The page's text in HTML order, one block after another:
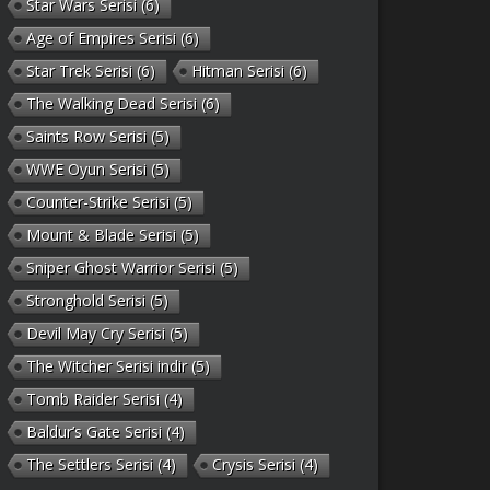
Star Wars Serisi (6)
Age of Empires Serisi (6)
Star Trek Serisi (6) Hitman Serisi (6)
The Walking Dead Serisi (6)
Saints Row Serisi (5)
WWE Oyun Serisi (5)
Counter-Strike Serisi (5)
Mount & Blade Serisi (5)
Sniper Ghost Warrior Serisi (5)
Stronghold Serisi (5)
Devil May Cry Serisi (5)
The Witcher Serisi indir(5)
Tomb Raider Serisi (4)
Baldur’s Gate Serisi (4)
The Settlers Serisi (4) Crysis Serisi (4)